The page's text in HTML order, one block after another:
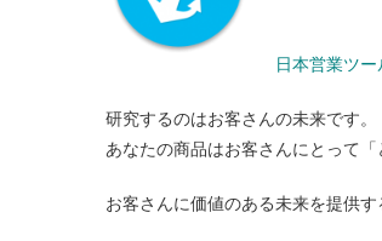
日本営業ツ
研究するのはお客さんの未来です。
あなたの商品はお客さんにとって
お客さんに価値のある未来を提供